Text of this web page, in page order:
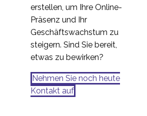
erstellen, um Ihre Online-
Präsenz und Ihr
Geschäftswachstum zu
steigern. Sind Sie bereit,
etwas zu bewirken?
Nehmen Sie noch heute
Kontakt auf